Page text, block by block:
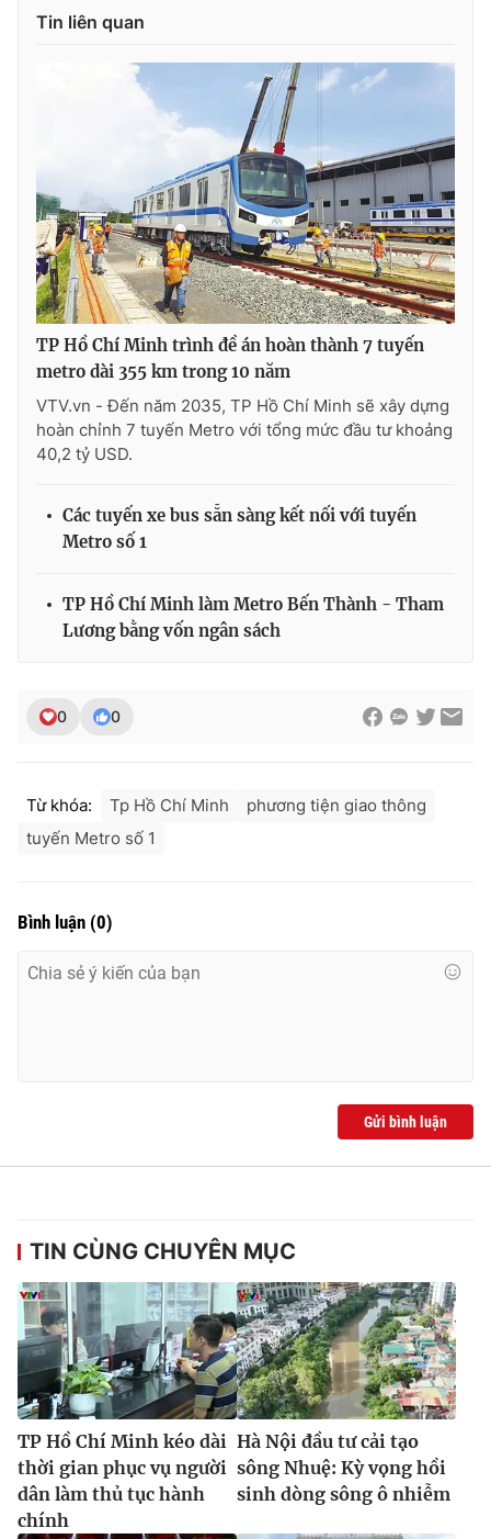
Tin liên quan
TP Hồ Chí Minh trình đề án hoàn thành 7 tuyến
metro dài 355 km trong 10 năm
VTV.vn - Đến năm 2035, TP Hồ Chí Minh sẽ xây dựng
hoàn chỉnh 7 tuyến Metro với tổng mức đầu tư khoảng
40,2 tỷ USD.
Các tuyến xe bus sẵn sàng kết nối với tuyến
Metro số 1
TP Hồ Chí Minh làm Metro Bến Thành - Tham
Lương bằng vốn ngân sách
0 0
Từ khóa: Tp Hồ Chí Minh
phương tiện giao thông
tuyến Metro số 1
Bình luận (0)
Gửi bình luận
TIN CÙNG CHUYÊN MỤC
TP Hồ Chí Minh kéo dài
thời gian phục vụ người
dân làm thủ tục hành
chính
Hà Nội đầu tư cải tạo
sông Nhuệ: Kỳ vọng hồi
sinh dòng sông ô nhiễm